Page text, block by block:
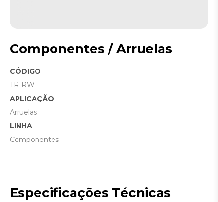
Componentes / Arruelas
CÓDIGO
TR-RW1
APLICAÇÃO
Arruelas
LINHA
Componentes
Especificações Técnicas